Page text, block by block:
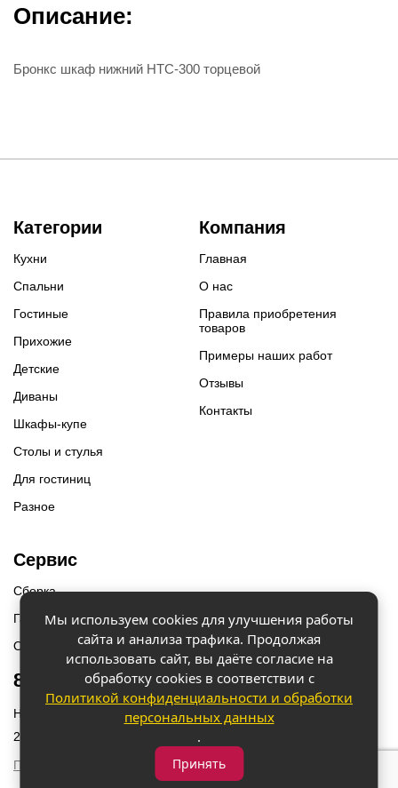
Описание:
Бронкс шкаф нижний НТС-300 торцевой
Категории
Кухни
Спальни
Гостиные
Прихожие
Детские
Диваны
Шкафы-купе
Столы и стулья
Для гостиниц
Разное
Компания
Главная
О нас
Правила приобретения
товаров
Примеры наших работ
Отзывы
Контакты
Сервис
Сборка
Гарантии
Оплата и доставка
8 (918) 087-12-00
Наш адрес: г. Краснодар, ул. Бородинская 156/9
2023 © «Мебель 2x2» Все права защищены
Политика конфиденциальности
Мы используем cookies для улучшения работы
сайта и анализа трафика. Продолжая
использовать сайт, вы даёте согласие на
обработку cookies в соответствии с
Политикой конфиденциальности и обработки
персональных данных
.
Принять